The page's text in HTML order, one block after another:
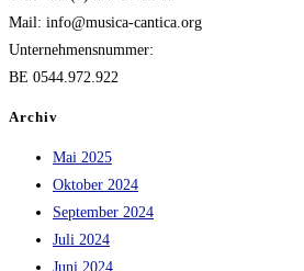
Mail: info@musica-cantica.org
Unternehmensnummer:
BE 0544.972.922
Archiv
Mai 2025
Oktober 2024
September 2024
Juli 2024
Juni 2024